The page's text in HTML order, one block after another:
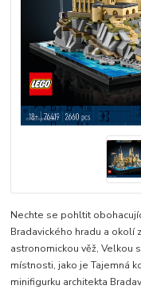
Nechte se pohltit
Bradavického hradu a okolí
astronomickou věž, Velkou
místnosti, jako je Tajemná
minifigurku architekta